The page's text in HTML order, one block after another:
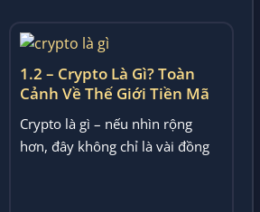
1.2 – Crypto Là Gì? Toàn
Cảnh Về Thế Giới Tiền Mã
Crypto là gì – nếu nhìn rộng
hơn, đây không chỉ là vài đồng